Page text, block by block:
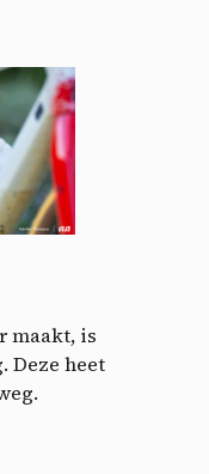
maakt, is
Deze heet